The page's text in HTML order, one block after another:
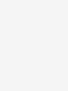
begeleiden
behandelen